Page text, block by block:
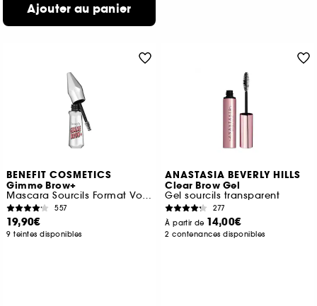
Ajouter au panier
BENEFIT COSMETICS
Gimme Brow+
Mascara Sourcils Format Voyage
557
19,90€
9 teintes disponibles
ANASTASIA BEVERLY HILLS
Clear Brow Gel
Gel sourcils transparent
277
À partir de 14,00€
2 contenances disponibles